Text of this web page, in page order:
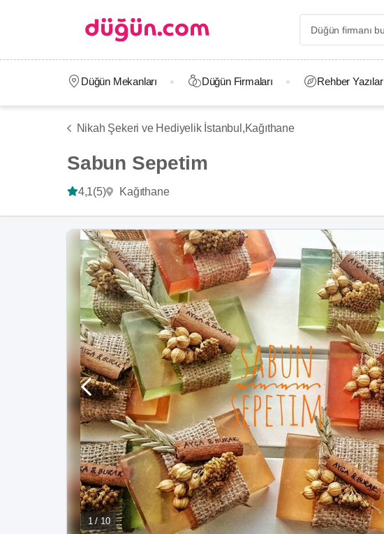
Düğün Mekanları Düğün Firmaları Rehber Yazılar
Nikah Şekeri ve Hediyelik İstanbul,Kağıthane
Sabun Sepetim
4,1(5) Kağıthane
1 / 10